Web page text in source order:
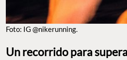
Foto: IG @nikerunning.
Un recorrido para